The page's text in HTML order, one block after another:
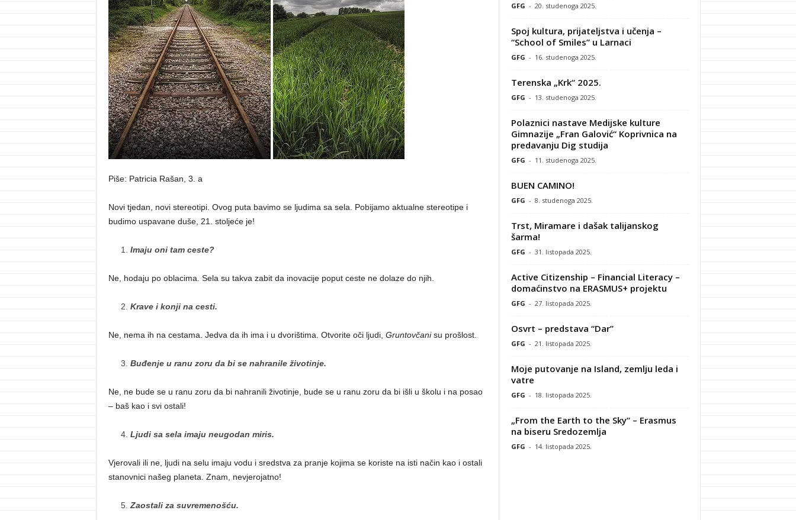
Piše: Patricia Rašan, 3. a
Novi tjedan, novi stereotipi. Ovog puta bavimo se ljudima sa sela. Pobijamo aktualne stereotipe i
budimo uspavane duše, 21. stoljeće je!
Imaju oni tam ceste?
Ne, hodaju po oblacima. Sela su takva zabit da inovacije poput ceste ne dolaze do njih.
Krave i konji na cesti.
Ne, nema ih na cestama. Jedva da ih ima i u dvorištima. Otvorite oči ljudi, Gruntovčanisu prošlost.
Buđenje u ranu zoru da bi se nahranile životinje.
Ne, ne bude se u ranu zoru da bi nahranili životinje, bude se u ranu zoru da bi išli u školu i na posao
– baš kao i svi ostali!
Ljudi sa sela imaju neugodan miris.
Vjerovali ili ne, ljudi na selu imaju vodu i sredstva za pranje kojima se koriste na isti način kao i ostali
stanovnici našeg planeta. Znam, nevjerojatno!
Zaostali za suvremenošću.
GFG - 20. studenoga 2025.
Spoj kultura, prijateljstva i učenja –
“School of Smiles” u Larnaci
GFG - 16. studenoga 2025.
Terenska „Krk“ 2025.
GFG - 13. studenoga 2025.
Polaznici nastave Medijske kulture
Gimnazije „Fran Galović“ Koprivnica na
predavanju Dig studija
GFG - 11. studenoga 2025.
BUEN CAMINO!
GFG - 8. studenoga 2025.
Trst, Miramare i dašak talijanskog
šarma!
GFG - 31. listopada 2025.
Active Citizenship – Financial Literacy –
domaćinstvo na ERASMUS+ projektu
GFG - 27. listopada 2025.
Osvrt – predstava “Dar”
GFG - 21. listopada 2025.
Moje putovanje na Island, zemlju leda i
vatre
GFG - 18. listopada 2025.
„From the Earth to the Sky“ – Erasmus
na biseru Sredozemlja
GFG - 14. listopada 2025.